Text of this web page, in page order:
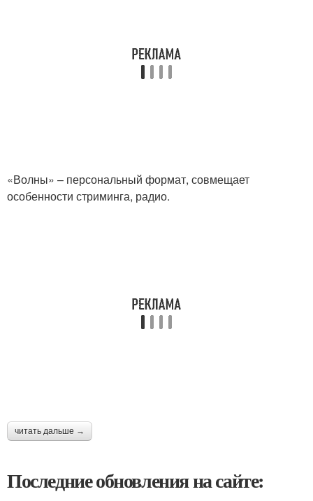
«Волны» – персональный формат, совмещает
особенности стриминга, радио.
читать дальше →
Последние обновления на сайте: